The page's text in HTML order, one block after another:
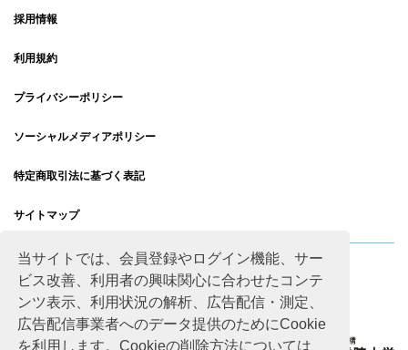
当サイトでは、会員登録やログイン機能、サー
ビス改善、利用者の興味関心に合わせたコンテ
ンツ表示、利用状況の解析、広告配信・測定、
広告配信事業者へのデータ提供のためにCookie
を利用します。Cookieの削除方法については、
採用情報
利用規約
プライバシーポリシー
ソーシャルメディアポリシー
特定商取引法に基づく表記
サイトマップ